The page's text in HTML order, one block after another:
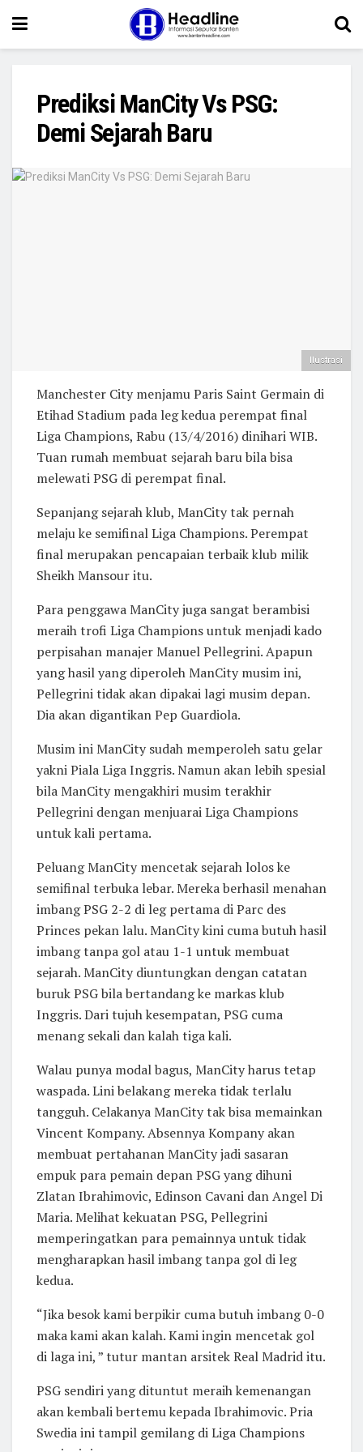
Prediksi ManCity Vs PSG:
Demi Sejarah Baru
Ilustrasi
Manchester City menjamu Paris Saint Germain di
Etihad Stadium pada leg kedua perempat final
Liga Champions, Rabu (13/4/2016) dinihari WIB.
Tuan rumah membuat sejarah baru bila bisa
melewati PSG di perempat final.
Sepanjang sejarah klub, ManCity tak pernah
melaju ke semifinal Liga Champions. Perempat
final merupakan pencapaian terbaik klub milik
Sheikh Mansour itu.
Para penggawa ManCity juga sangat berambisi
meraih trofi Liga Champions untuk menjadi kado
perpisahan manajer Manuel Pellegrini. Apapun
yang hasil yang diperoleh ManCity musim ini,
Pellegrini tidak akan dipakai lagi musim depan.
Dia akan digantikan Pep Guardiola.
Musim ini ManCity sudah memperoleh satu gelar
yakni Piala Liga Inggris. Namun akan lebih spesial
bila ManCity mengakhiri musim terakhir
Pellegrini dengan menjuarai Liga Champions
untuk kali pertama.
Peluang ManCity mencetak sejarah lolos ke
semifinal terbuka lebar. Mereka berhasil menahan
imbang PSG 2-2 di leg pertama di Parc des
Princes pekan lalu. ManCity kini cuma butuh hasil
imbang tanpa gol atau 1-1 untuk membuat
sejarah. ManCity diuntungkan dengan catatan
buruk PSG bila bertandang ke markas klub
Inggris. Dari tujuh kesempatan, PSG cuma
menang sekali dan kalah tiga kali.
Walau punya modal bagus, ManCity harus tetap
waspada. Lini belakang mereka tidak terlalu
tangguh. Celakanya ManCity tak bisa memainkan
Vincent Kompany. Absennya Kompany akan
membuat pertahanan ManCity jadi sasaran
empuk para pemain depan PSG yang dihuni
Zlatan Ibrahimovic, Edinson Cavani dan Angel Di
Maria. Melihat kekuatan PSG, Pellegrini
memperingatkan para pemainnya untuk tidak
mengharapkan hasil imbang tanpa gol di leg
kedua.
“Jika besok kami berpikir cuma butuh imbang 0-0
maka kami akan kalah. Kami ingin mencetak gol
di laga ini, ” tutur mantan arsitek Real Madrid itu.
PSG sendiri yang dituntut meraih kemenangan
akan kembali bertemu kepada Ibrahimovic. Pria
Swedia ini tampil gemilang di Liga Champions